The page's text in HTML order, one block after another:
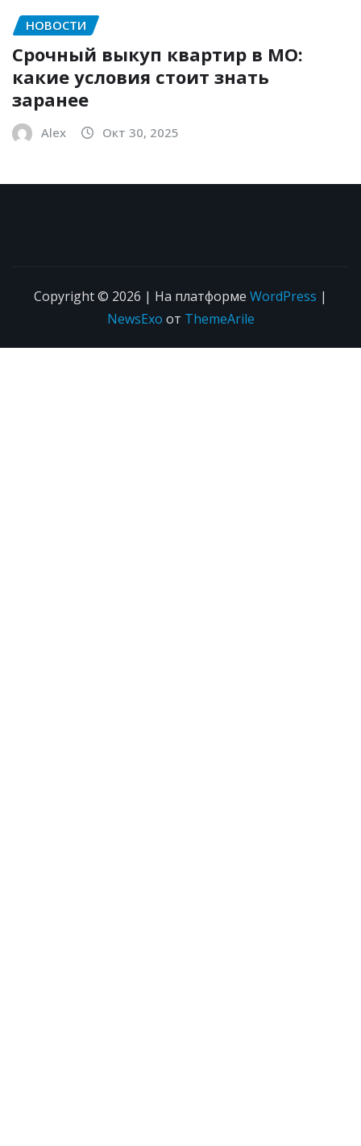
НОВОСТИ
Срочный выкуп квартир в МО:
какие условия стоит знать
заранее
Alex Окт 30, 2025
Copyright © 2026 | На платформе WordPress |
NewsExo от ThemeArile